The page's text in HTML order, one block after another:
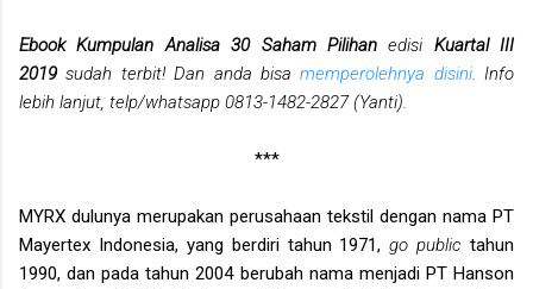
Ebook Kumpulan Analisa 30 Saham Pilihanedisi Kuartal III
2019sudah terbit! Dan anda bisamemperolehnya disini.
Info
lebih lanjut, telp/whatsapp 0813-1482-2827 (Yanti).
***
MYRX dulunya merupakan perusahaan tekstil dengan nama PT
Mayertex Indonesia, yang berdiri tahun 1971,go public tahun
1990, dan pada tahun 2004 berubah nama menjadi PT Hanson